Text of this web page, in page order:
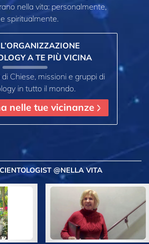
nella vita: personalmente,
spiritualmente.
A TE PIÙ VICINA
Chiese, missioni e gruppi di
in tutto il mondo.
nelle tue vicinanze
@NELLA VITA